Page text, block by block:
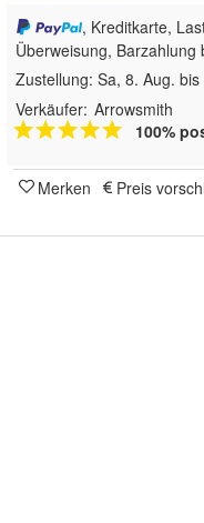
, Kreditkarte,
Überweisung, Barzahlung
Zustellung: Sa, 8. Aug.
Verkäufer: Arrowsmith
100%
Merken Preis